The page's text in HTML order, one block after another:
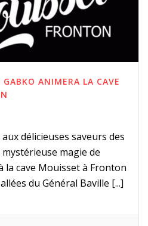
ANIMERA LA CAVE
délicieuses saveurs des
magie de
la cave Mouisset à Fronton
du Général Baville [...]